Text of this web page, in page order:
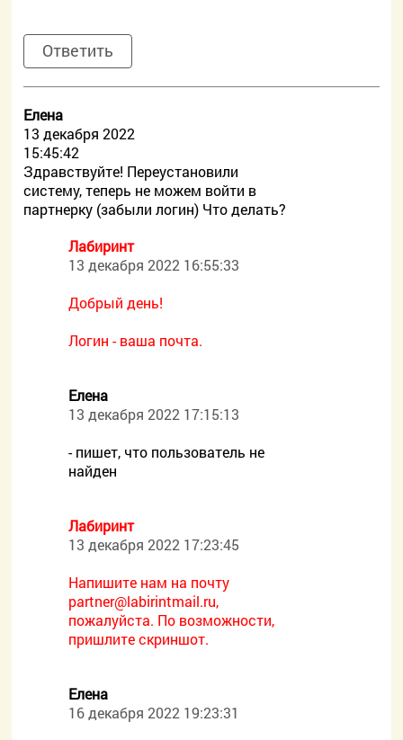
Ответить
Елена
13 декабря 2022
15:45:42
Здравствуйте! Переустановили
систему, теперь не можем войти в
партнерку (забыли логин) Что делать?
Лабиринт
13 декабря 2022 16:55:33
Добрый день!
Логин - ваша почта.
Елена
13 декабря 2022 17:15:13
- пишет, что пользователь не
найден
Лабиринт
13 декабря 2022 17:23:45
Напишите нам на почту
partner@labirintmail.ru,
пожалуйста. По возможности,
пришлите скриншот.
Елена
16 декабря 2022 19:23:31